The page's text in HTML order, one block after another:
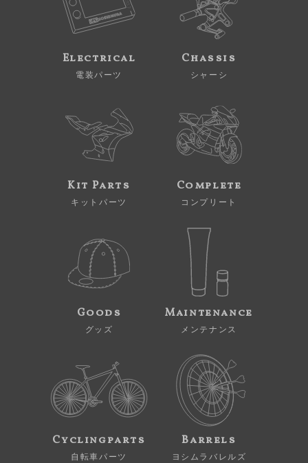
Electrical
電装パーツ
Chassis
シャーシ
Kit Parts
キットパーツ
Complete
コンプリート
Goods
グッズ
Maintenance
メンテナンス
Cyclingparts
自転車パーツ
Barrels
ヨシムラバレルズ